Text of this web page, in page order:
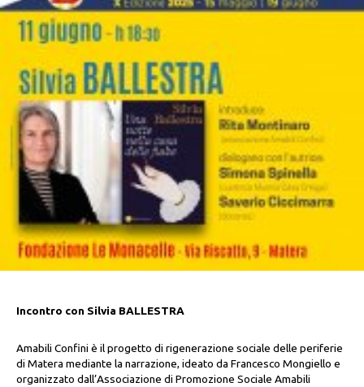
Incontro con Silvia BALLESTRA
Amabili Confini è il progetto di rigenerazione sociale delle periferie
di Matera mediante la narrazione, ideato da Francesco Mongiello e
organizzato dall’Associazione di Promozione Sociale Amabili